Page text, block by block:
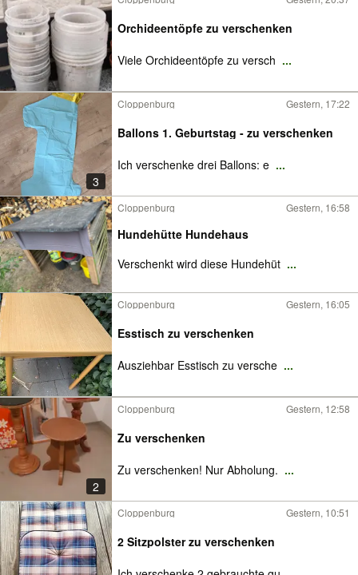
Orchideentöpfe zu verschenken
Viele Orchideentöpfe zu versch ...
3
Cloppenburg Gestern, 17:22
Ballons 1. Geburtstag - zu verschenken
Ich verschenke drei Ballons: e ...
Cloppenburg Gestern, 16:58
Hundehütte Hundehaus
Verschenkt wird diese Hundehüt ...
Cloppenburg Gestern, 16:05
Esstisch zu verschenken
Ausziehbar Esstisch zu versche ...
2
Cloppenburg Gestern, 12:58
Zu verschenken
Zu verschenken! Nur Abholung. ...
Cloppenburg Gestern, 10:51
2 Sitzpolster zu verschenken